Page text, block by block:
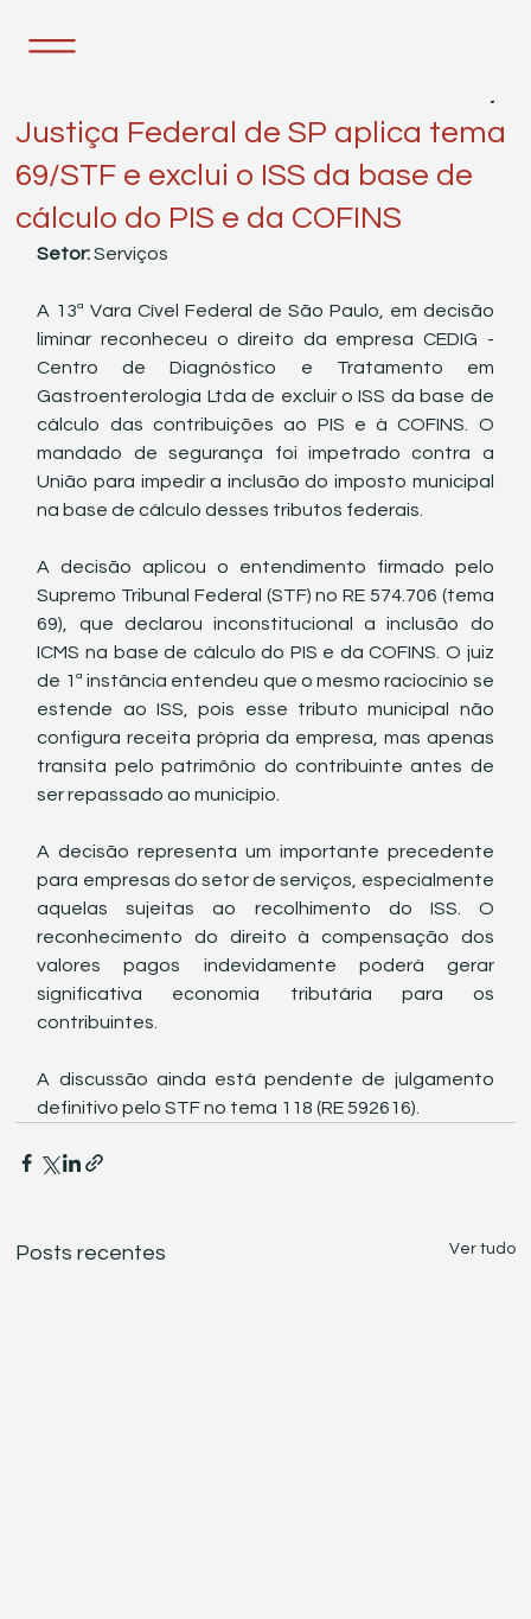
Justiça Federal de SP aplica tema
69/STF e exclui o ISS da base de
cálculo do PIS e da COFINS
Setor: Serviços
A 13ª Vara Cível Federal de São Paulo, em decisão
liminar reconheceu o direito da empresa CEDIG -
Centro de Diagnóstico e Tratamento em
Gastroenterologia Ltda de excluir o ISS da base de
cálculo das contribuições ao PIS e à COFINS. O
mandado de segurança foi impetrado contra a
União para impedir a inclusão do imposto municipal
na base de cálculo desses tributos federais.
A decisão aplicou o entendimento firmado pelo
Supremo Tribunal Federal (STF) no RE 574.706 (tema
69), que declarou inconstitucional a inclusão do
ICMS na base de cálculo do PIS e da COFINS. O juiz
de 1ª instância entendeu que o mesmo raciocínio se
estende ao ISS, pois esse tributo municipal não
configura receita própria da empresa, mas apenas
transita pelo patrimônio do contribuinte antes de
ser repassado ao município.
A decisão representa um importante precedente
para empresas do setor de serviços, especialmente
aquelas sujeitas ao recolhimento do ISS. O
reconhecimento do direito à compensação dos
valores pagos indevidamente poderá gerar
significativa economia tributária para os
contribuintes.
A discussão ainda está pendente de julgamento
definitivo pelo STF no tema 118 (RE 592616).
Posts recentes Ver tudo